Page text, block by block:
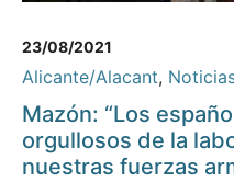
23/08/2021
Alicante/Alacant,
Mazón: “Los
orgullosos de la
nuestras fuerzas